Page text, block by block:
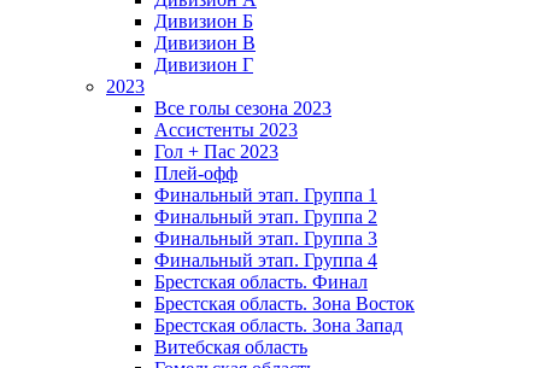
Дивизион Б
Дивизион В
Дивизион Г
2023
Все голы сезона 2023
Ассистенты 2023
Гол + Пас 2023
Плей-офф
Финальный этап. Группа 1
Финальный этап. Группа 2
Финальный этап. Группа 3
Финальный этап. Группа 4
Брестская область. Финал
Брестская область. Зона Восток
Брестская область. Зона Запад
Витебская область